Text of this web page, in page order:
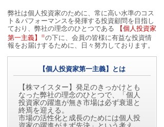
弊社は個人投資家のために、常に高い水準のコス
ト＆パフォーマンスを発揮する投資顧問を目指し
ており、弊社の理念のひとつである 【個人投資家
第一主義】
※の下に、会員の皆様に有益な投資情
報をお届けするために、日々努力しております。
【個人投資家第一主義】とは
【株マイスター】発足のきっかけとも
なった弊社の理念のひとつで、「個人
投資家の躍進が無き市場は必ず衰退と
終焉を迎える。
市場の活性化と成長のためには個人投